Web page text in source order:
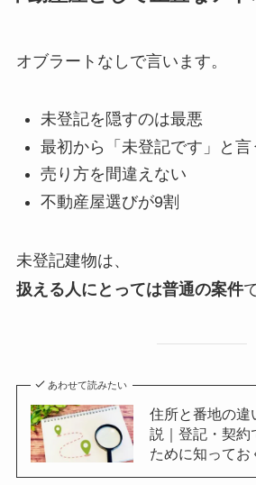
オブラートなしで言います。
未登記を隠すのは最悪
最初から「未登記です」と言
売り方を間違えない
不動産屋選びが9割
未登記建物は、
扱える人にとっては普通の案件
あわせて読みたい
住所と番地の違
説｜登記・契約
ために知ってお